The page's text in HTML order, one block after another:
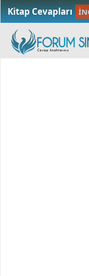
Kitap Cevapları